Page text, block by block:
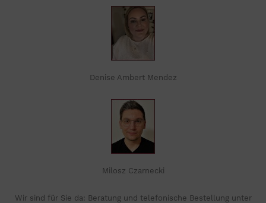
Denise Ambert Mendez
Milosz Czarnecki
Wir sind für Sie da: Beratung und telefonische Bestellung unter